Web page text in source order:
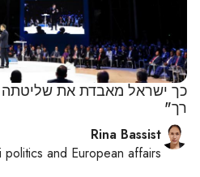
כך ישראל מאבדת את
רך"
Rina Bassist
politics and European affairs